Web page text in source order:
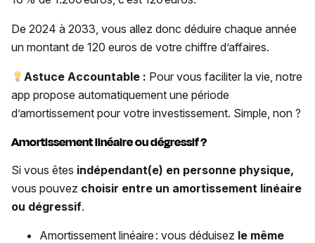
De 2024 à 2033, vous allez donc déduire chaque année
un montant de 120 euros de votre chiffre d’affaires.
Astuce Accountable : Pour vous faciliter la vie, notre
app propose automatiquement une période
d’amortissement pour votre investissement. Simple, non ?
Amortissement linéaireoudégressif?
Si vous êtes indépendant(e) en personne physique,
vous pouvez choisir entre un amortissement linéaire
ou dégressif.
Amortissement linéaire : vous déduisez le même